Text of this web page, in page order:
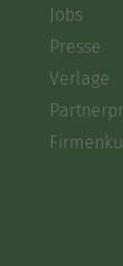
Jobs
Presse
Verlage